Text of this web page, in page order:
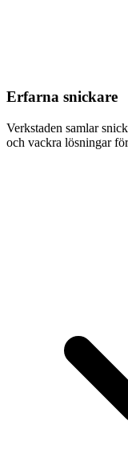
Erfarna snickare
Verkstaden samlar
och vackra lösningar